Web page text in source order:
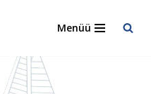
Menüü